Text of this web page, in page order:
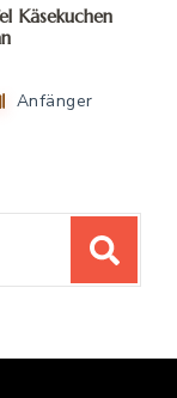
Käsekuchen
Anfänger